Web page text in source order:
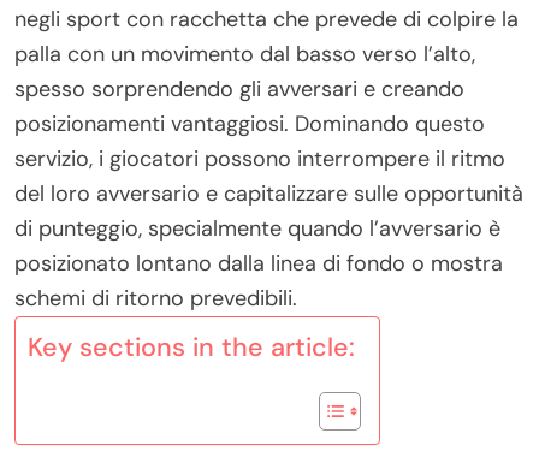
negli sport con racchetta che prevede di colpire la
palla con un movimento dal basso verso l’alto,
spesso sorprendendo gli avversari e creando
posizionamenti vantaggiosi. Dominando questo
servizio, i giocatori possono interrompere il ritmo
del loro avversario e capitalizzare sulle opportunità
di punteggio, specialmente quando l’avversario è
posizionato lontano dalla linea di fondo o mostra
schemi di ritorno prevedibili.
Key sections in the article: